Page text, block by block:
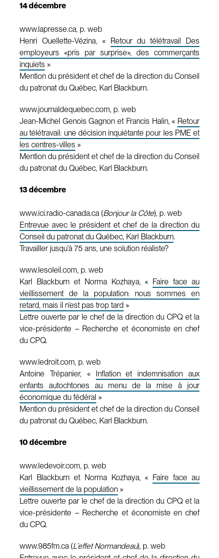
14 décembre
www.lapresse.ca, p. web
Henri Ouellette-Vézina, « Retour du télétravail Des
employeurs «pris par surprise», des commerçants
inquiets »
Mention du président et chef de la direction du Conseil
du patronat du Québec, Karl Blackburn.
www.journaldequebec.com, p. web
Jean-Michel Genois Gagnon et Francis Halin, « Retour
au télétravail: une décision inquiétante pour les PME et
les centres-villes »
Mention du président et chef de la direction du Conseil
du patronat du Québec, Karl Blackburn.
13 décembre
www.ici.radio-canada.ca (Bonjour la Côte), p. web
Entrevue avec le président et chef de la direction du
Conseil du patronat du Québec, Karl Blackburn.
Travailler jusqu’à 75 ans, une solution réaliste?
www.lesoleil.com, p. web
Karl Blackburn et Norma Kozhaya, « Faire face au
vieillissement de la population: nous sommes en
retard, mais il n’est pas trop tard »
Lettre ouverte par le chef de la direction du CPQ et la
vice-présidente – Recherche et économiste en chef
du CPQ.
www.ledroit.com, p. web
Antoine Trépanier, « Inflation et indemnisation aux
enfants autochtones au menu de la mise à jour
économique du fédéral »
Mention du président et chef de la direction du Conseil
du patronat du Québec, Karl Blackburn.
10 décembre
www.ledevoir.com, p. web
Karl Blackburn et Norma Kozhaya, « Faire face au
vieillissement de la population »
Lettre ouverte par le chef de la direction du CPQ et la
vice-présidente – Recherche et économiste en chef
du CPQ.
www.985fm.ca (L’effet Normandeau), p. web